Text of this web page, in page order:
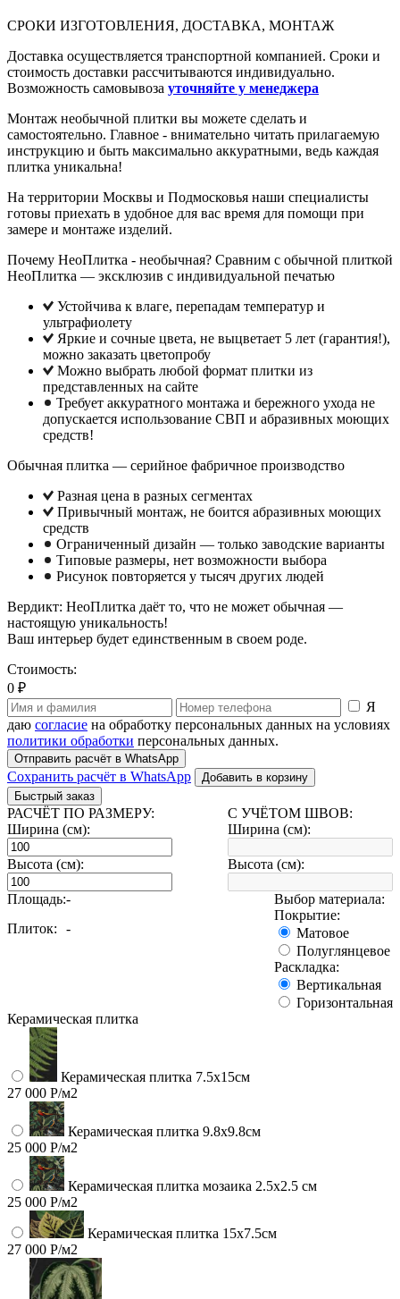
СРОКИ ИЗГОТОВЛЕНИЯ, ДОСТАВКА, МОНТАЖ
Доставка осуществляется транспортной компанией. Сроки и
стоимость доставки рассчитываются индивидуально.
Возможность самовывоза уточняйте у менеджера
Монтаж необычной плитки вы можете сделать и
самостоятельно. Главное - внимательно читать прилагаемую
инструкцию и быть максимально аккуратными, ведь каждая
плитка уникальна!
На территории Москвы и Подмосковья наши специалисты
готовы приехать в удобное для вас время для помощи при
замере и монтаже изделий.
Почему НеоПлитка - необычная? Сравним с обычной плиткой
НеоПлитка — эксклюзив с индивидуальной печатью
Устойчива к влаге, перепадам температур и
ультрафиолету
Яркие и сочные цвета, не выцветает 5 лет (гарантия!),
можно заказать цветопробу
Можно выбрать любой формат плитки из
представленных на сайте
Требует аккуратного монтажа и бережного ухода не
допускается использование СВП и абразивных моющих
средств!
Обычная плитка — серийное фабричное производство
Разная цена в разных сегментах
Привычный монтаж, не боится абразивных моющих
средств
Ограниченный дизайн — только заводские варианты
Типовые размеры, нет возможности выбора
Рисунок повторяется у тысяч других людей
Вердикт: НеоПлитка даёт то, что не может обычная —
настоящую уникальность!
Ваш интерьер будет единственным в своем роде.
Стоимость:
0 ₽
Я
даю согласие на обработку персональных данных на условиях
политики обработки персональных данных.
Отправить расчёт в WhatsApp
Сохранить расчёт в WhatsApp
Добавить в корзину
Быстрый заказ
РАСЧЁТ ПО РАЗМЕРУ:
Ширина (см):
Высота (см):
С УЧЁТОМ ШВОВ:
Ширина (см):
Высота (см):
Площадь:-
Плиток:
-
Выбор материала:
Покрытие:
Матовое
Полуглянцевое
Раскладка:
Вертикальная
Горизонтальная
Керамическая плитка
Керамическая плитка 7.5х15см
27 000 Р/м2
Керамическая плитка 9.8x9.8см
25 000 Р/м2
Керамическая плитка мозаика 2.5x2.5 см
25 000 Р/м2
Керамическая плитка 15х7.5см
27 000 Р/м2